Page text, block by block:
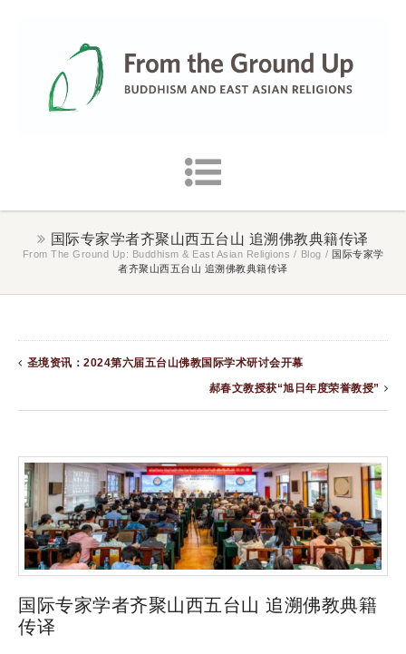
国际专家学者齐聚山西五台山 追溯佛教典籍传译
From The Ground Up: Buddhism & East Asian Religions / Blog / 国际专家学
者齐聚山西五台山 追溯佛教典籍传译
圣境资讯：2024第六届五台山佛教国际学术研讨会开幕
郝春文教授获“旭日年度荣誉教授”
国际专家学者齐聚山西五台山 追溯佛教典籍
传译